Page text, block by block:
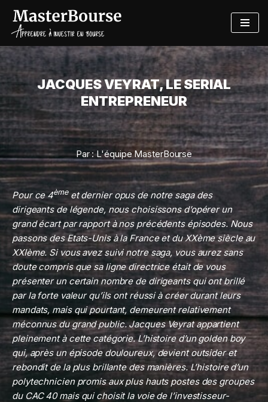
Aller
au
contenu
JACQUES VEYRAT, LE SERIAL
ENTREPRENEUR
Par :L'équipe MasterBourse
Pour ce 4èmeet dernier opus de notre saga des
dirigeants de légende, nous choisissons d’opérer un
grand écart par rapport à nos précédents épisodes. Nous
passons des Etats-Unis à la France et du XXème siècle au
XXIème. Si vous avez suivi notre saga, vous aurez sans
doute compris que sa ligne directrice était de vous
présenter un certain nombre de dirigeants qui ont brillé
par la forte valeur qu’ils ont réussi à créer durant leurs
mandats, mais qui pourtant, demeurent relativement
méconnus du grand public. Jacques Veyrat appartient
pleinement à cette catégorie. L’histoire d’un golden boy
qui, après un épisode douloureux, devient outsider et
rebondit de la plus brillante des manières. L’histoire d’un
polytechnicien promis aux plus hauts postes des groupes
du CAC 40 mais qui choisit la voie de l’investisseur-